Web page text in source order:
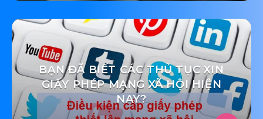
BẠN ĐÃ BIẾT CÁC THỦ TỤC XIN
GIẤY PHÉP MẠNG XÃ HỘI HIỆN
NAY?